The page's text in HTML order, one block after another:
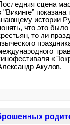
сцена
"Викинге” показана
истории
что это
то ли
Акулов.